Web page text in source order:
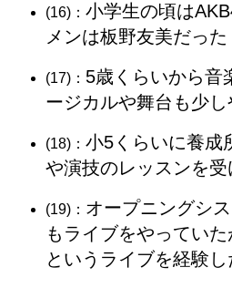
(16)： 小学生の頃は
メンは板野友美だった
(17)： 5歳くらいから音
ージカルや舞台も少し
(18)： 小5くらいに養成
や演技のレッスンを受
(19)： オープニングシ
もライブをやってい
というライブを経験